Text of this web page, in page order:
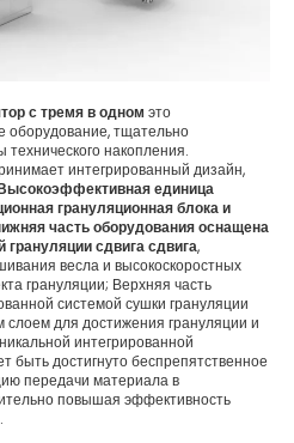
с тремя в одном это
оборудование, тщательно
технического накопления.
интегрированный дизайн,
единица
грануляционная блока и
часть оборудования оснащена
сдвига сдвига,
весла и высокоскоростных
грануляции; Верхняя часть
системой сушки грануляции
для достижения грануляции и
интегрированной
быть достигнуто беспрепятственное
передачи материала в
повышая эффективность